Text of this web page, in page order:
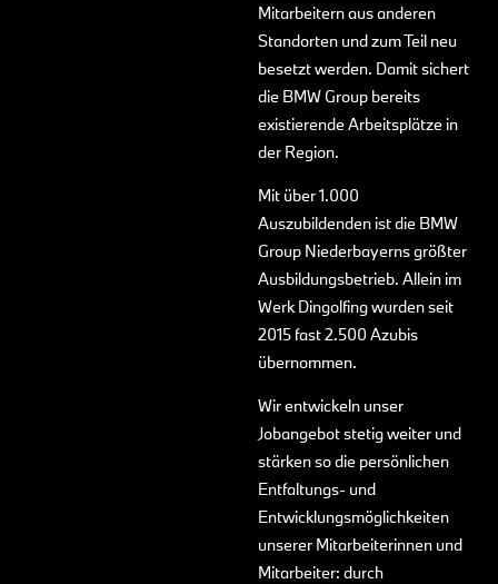
Mitarbeitern aus anderen
Standorten und zum Teil neu
besetzt werden. Damit sichert
die BMW Group bereits
existierende Arbeitsplätze in
der Region.
Mit über 1.000
Auszubildenden ist die BMW
Group Niederbayerns größter
Ausbildungsbetrieb. Allein im
Werk Dingolfing wurden seit
2015 fast 2.500 Azubis
übernommen.
Wir entwickeln unser
Jobangebot stetig weiter und
stärken so die persönlichen
Entfaltungs- und
Entwicklungsmöglichkeiten
unserer Mitarbeiterinnen und
Mitarbeiter: durch